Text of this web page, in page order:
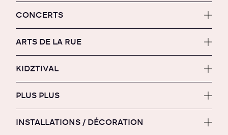
CONCERTS
ARTS DE LA RUE
KIDZTIVAL
PLUS PLUS
INSTALLATIONS / DÉCORATION